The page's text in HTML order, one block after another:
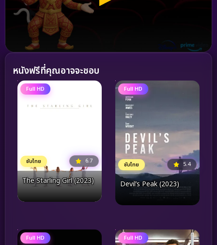
หนังฟรีที่คุณอาจจะชอบ
Full HD
ซับไทย 6.7
The Starling Girl (2023)
Full HD
ซับไทย 5.4
Devil’s Peak (2023)
Full HD Full HD